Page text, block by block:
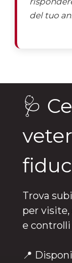
del tuo
🩺
Trova
per
e
📍